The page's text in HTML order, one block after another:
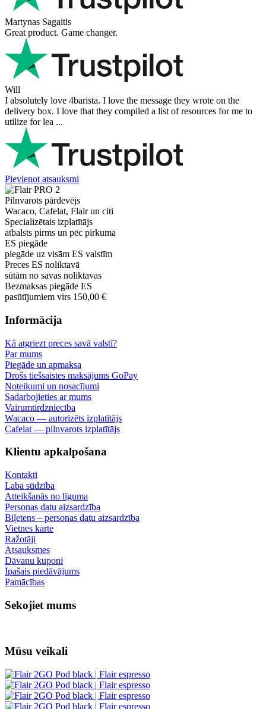
Martynas Sagaitis
Great product. Game changer.
Will
I absolutely love 4barista. I love the message they wrote on the
delivery box. I love that they compiled a list of resources for me to
utilize for lea ...
Pievienot atsauksmi
Pilnvarots pārdevējs
Wacaco, Cafelat, Flair un citi
Specializētais izplatītājs
atbalsts pirms un pēc pirkuma
ES piegāde
piegāde uz visām ES valstīm
Preces ES noliktavā
sūtām no savas noliktavas
Bezmaksas piegāde ES
pasūtījumiem virs 150,00 €
Informācija
Kā atgriezt preces savā valstī?
Par mums
Piegāde un apmaksa
Drošs tiešsaistes maksājums GoPay
Noteikumi un nosacījumi
Sadarbojieties ar mums
Vairumtirdzniecība
Wacaco — autorizēts izplatītājs
Cafelat — pilnvarots izplatītājs
Klientu apkalpošana
Kontakti
Laba sūdzība
Atteikšanās no līguma
Personas datu aizsardzība
Biļetens – personas datu aizsardzība
Vietnes karte
Ražotāji
Atsauksmes
Dāvanu kuponi
Īpašais piedāvājums
Pamācības
Sekojiet mums
Mūsu veikali